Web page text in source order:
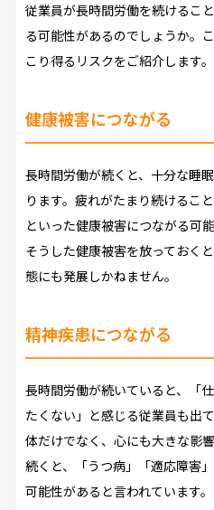
従業員が長時間労働を続けるこ
る可能性があるのでしょうか。
こり得るリスクをご紹介します。
健康被害につながる
長時間労働が続くと、十分な睡
ります。疲れがたまり続けるこ
といった健康被害につながる可
そうした健康被害を放っておく
態にも発展しかねません。
精神疾患につながる
長時間労働が続いていると、「
たくない」と感じる従業員も出
体だけでなく、心にも大きな影
続くと、「うつ病」「適応障害
可能性があると言われています